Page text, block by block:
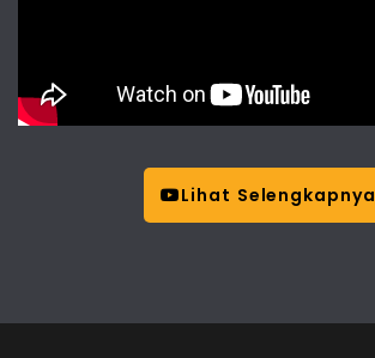
Lihat Selengkapnya